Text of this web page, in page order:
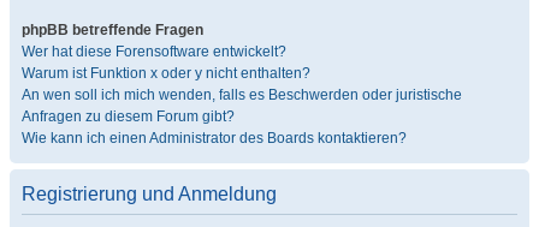
phpBB betreffende Fragen
Wer hat diese Forensoftware entwickelt?
Warum ist Funktion x oder y nicht enthalten?
An wen soll ich mich wenden, falls es Beschwerden oder juristische
Anfragen zu diesem Forum gibt?
Wie kann ich einen Administrator des Boards kontaktieren?
Registrierung und Anmeldung